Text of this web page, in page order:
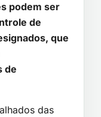
podem ser
de
que
de
das